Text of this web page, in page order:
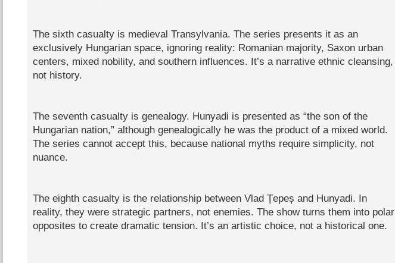
The sixth casualty is medieval Transylvania. The series presents it as an
exclusively Hungarian space, ignoring reality: Romanian majority, Saxon urban
centers, mixed nobility, and southern influences. It’s a narrative ethnic cleansing,
not history.
The seventh casualty is genealogy. Hunyadi is presented as “the son of the
Hungarian nation,” although genealogically he was the product of a mixed world.
The series cannot accept this, because national myths require simplicity, not
nuance.
The eighth casualty is the relationship between Vlad Țepeș and Hunyadi. In
reality, they were strategic partners, not enemies. The show turns them into polar
opposites to create dramatic tension. It’s an artistic choice, not a historical one.